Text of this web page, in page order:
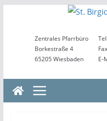
springenZentrales Pfarrbüro
Borkestraße 4
65205 Wiesbaden
E-